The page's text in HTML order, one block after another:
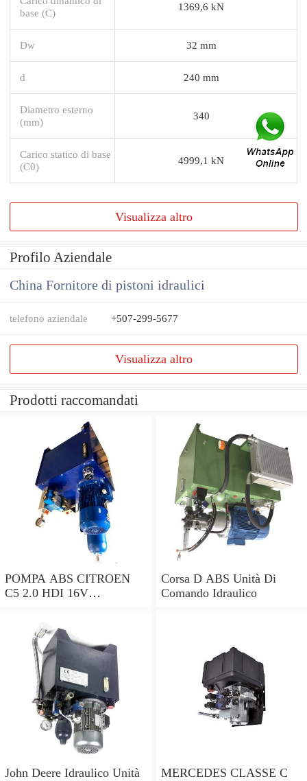
base (C)
1369,6 kN
Dw 32 mm
d 240 mm
Diametro esterno
(mm)
340
Carico statico di base
(C0)
4999,1 kN
Visualizza altro
Profilo Aziendale
China Fornitore di pistoni idraulici
telefono aziendale +507-299-5677
Visualizza altro
Prodotti raccomandati
POMPA ABS CITROEN
C5 2.0 HDI 16V
Corsa D ABS Unità Di
Comando Idraulico
John Deere Idraulico Unità
MERCEDES CLASSE C